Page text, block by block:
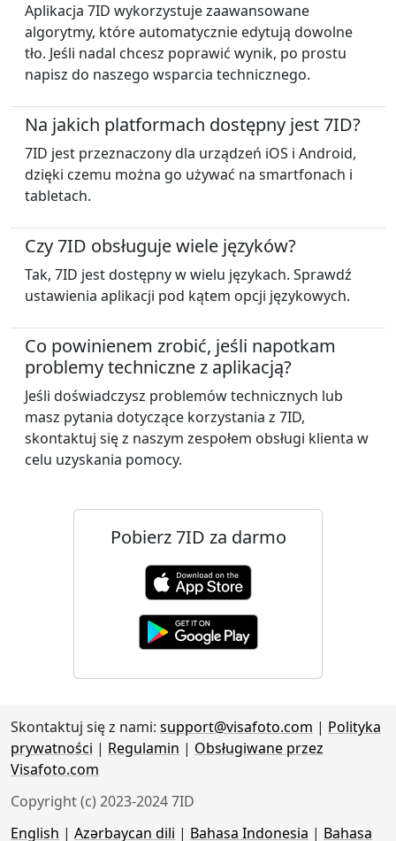
Aplikacja 7ID wykorzystuje zaawansowane
algorytmy, które automatycznie edytują dowolne
tło. Jeśli nadal chcesz poprawić wynik, po prostu
napisz do naszego wsparcia technicznego.
Na jakich platformach dostępny jest 7ID?
7ID jest przeznaczony dla urządzeń iOS i Android,
dzięki czemu można go używać na smartfonach i
tabletach.
Czy 7ID obsługuje wiele języków?
Tak, 7ID jest dostępny w wielu językach. Sprawdź
ustawienia aplikacji pod kątem opcji językowych.
Co powinienem zrobić, jeśli napotkam
problemy techniczne z aplikacją?
Jeśli doświadczysz problemów technicznych lub
masz pytania dotyczące korzystania z 7ID,
skontaktuj się z naszym zespołem obsługi klienta w
celu uzyskania pomocy.
Pobierz 7ID za darmo
Skontaktuj się z nami: support@visafoto.com | Polityka
prywatności | Regulamin | Obsługiwane przez
Visafoto.com
Copyright (c) 2023-2024 7ID
English | Azərbaycan dili | Bahasa Indonesia | Bahasa